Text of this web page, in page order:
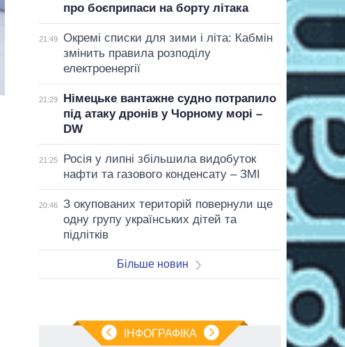
про боєприпаси на борту літака
21:49
Окремі списки для зими і літа: Кабмін
змінить правила розподілу
електроенергії
21:29
Німецьке вантажне судно потрапило
під атаку дронів у Чорному морі –
DW
21:25
Росія у липні збільшила видобуток
нафти та газового конденсату – ЗМІ
20:46
З окупованих територій повернули ще
одну групу українських дітей та
підлітків
Більше новин
ІНФОГРАФІКА